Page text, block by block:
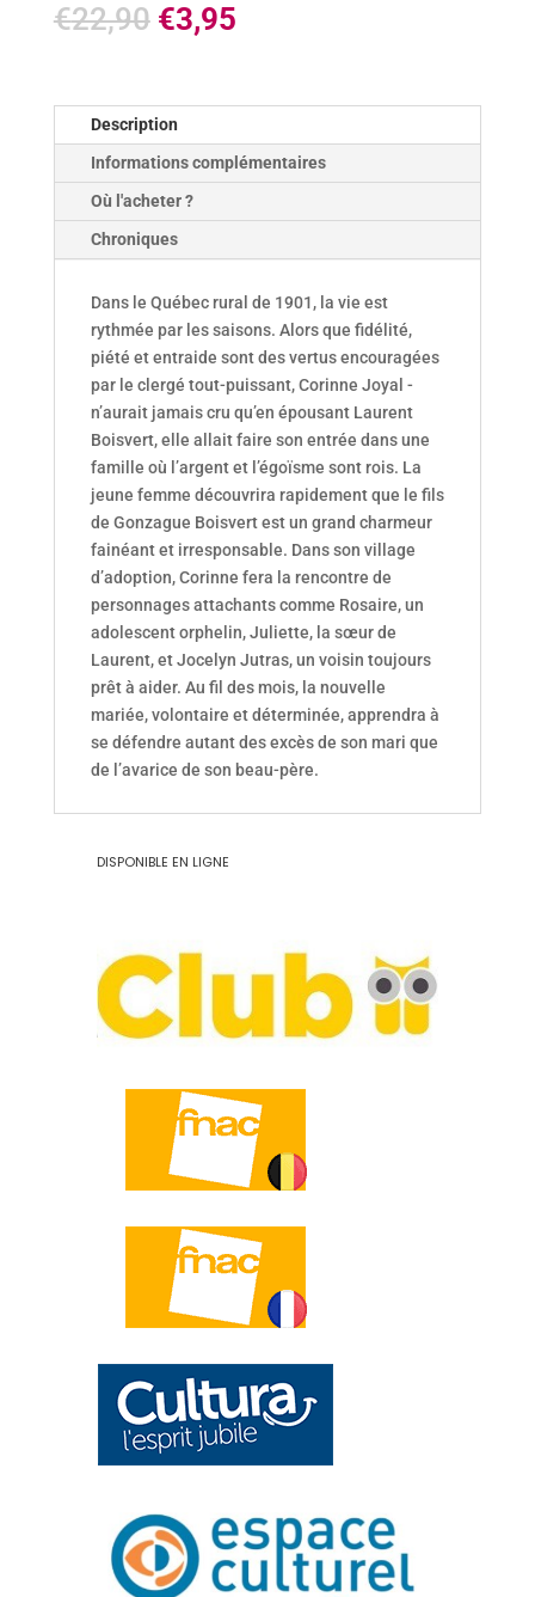
€22,90 €3,95
Description
Informations complémentaires
Où l'acheter ?
Chroniques
Dans le Québec rural de 1901, la vie est
rythmée par les saisons. Alors que fidélité,
piété et entraide sont des vertus encouragées
par le clergé tout-­puissant, Corinne Joyal ­
n’aurait jamais cru qu’en épousant Laurent
Boisvert, elle allait faire son entrée dans une
famille où l’argent et l’égoïsme sont rois. La
jeune femme découvrira rapidement que le fils
de ­Gonzague Boisvert est un grand charmeur
fainéant et irresponsable. Dans son village
d’adoption, Corinne fera la rencontre de
personnages attachants comme Rosaire, un
adolescent orphelin, Juliette, la sœur de
Laurent, et ­Jocelyn Jutras, un voisin toujours
prêt à aider. Au fil des mois, la nouvelle
mariée, volontaire et déterminée, apprendra à
se défendre autant des excès de son mari que
de l’avarice de son ­beau-père.
DISPONIBLE EN LIGNE